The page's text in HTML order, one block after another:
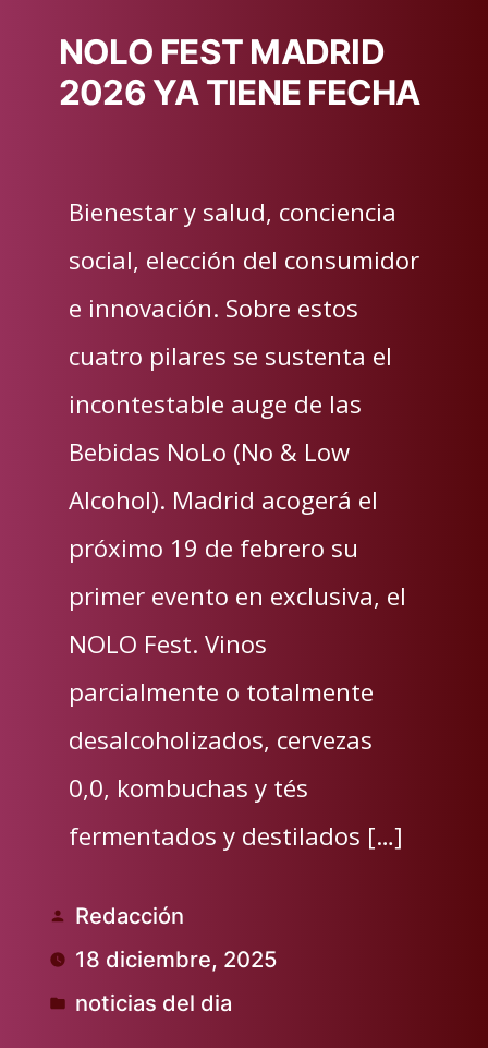
NOLO FEST MADRID
2026 YA TIENE FECHA
Bienestar y salud, conciencia
social, elección del consumidor
e innovación. Sobre estos
cuatro pilares se sustenta el
incontestable auge de las
Bebidas NoLo (No & Low
Alcohol). Madrid acogerá el
próximo 19 de febrero su
primer evento en exclusiva, el
NOLO Fest. Vinos
parcialmente o totalmente
desalcoholizados, cervezas
0,0, kombuchas y tés
fermentados y destilados […]
Publicado
por
Redacción
18 diciembre, 2025
Publicado
noticias del dia